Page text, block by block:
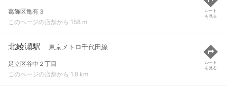
葛飾区亀有３
このページの店舗から 158 m
ルート
を見る
北綾瀬駅 東京メトロ千代田線
足立区谷中２丁目
このページの店舗から 1.8 km
ルート
を見る